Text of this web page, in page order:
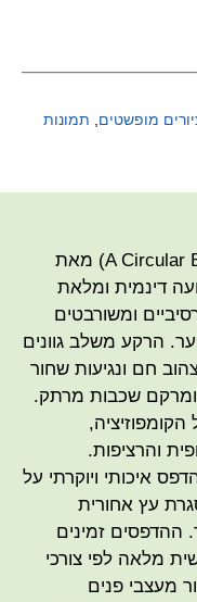
מופשטים, תמונות
היצירה "חוויה מעגלית" (A Circular Experience) מאת
דינמית ומלאת
ומשורבטים
הרקע משלב גוונים
חם ונגיעות שחור
ומרקם שכבות מרתק.
והרציפות.
איכותי ויוקרתי על
עץ אחורית
ההדפסים זמינים
מלאה לפי צורכי
מעצבי פנים